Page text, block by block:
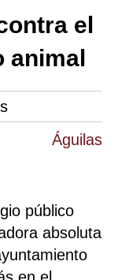
Águilas
el
animal
público
absoluta